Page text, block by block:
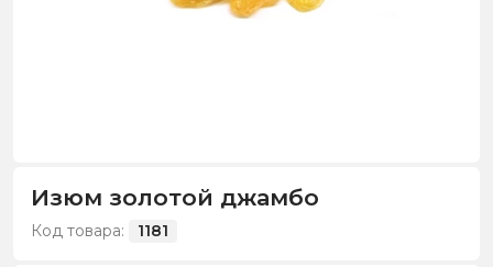
Изюм золотой джамбо
Код товара: 1181